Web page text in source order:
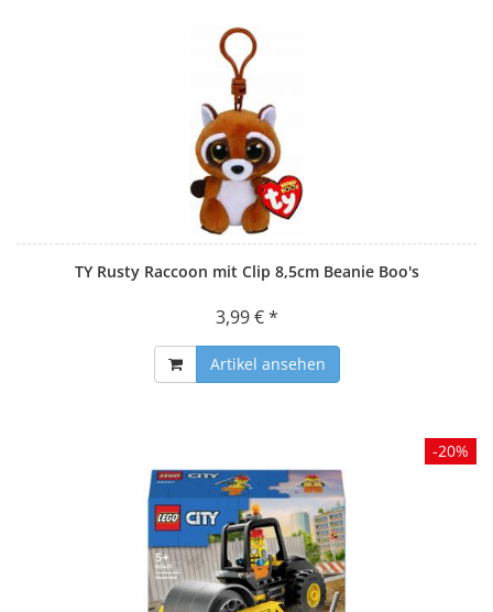
TY Rusty Raccoon mit Clip 8,5cm Beanie Boo's
3,99 € *
Artikel ansehen
-20%